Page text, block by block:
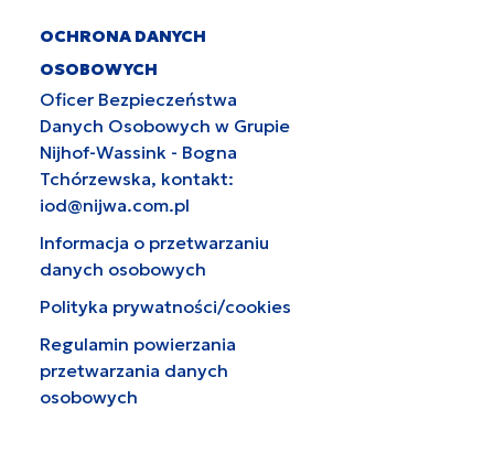
OCHRONA DANYCH
OSOBOWYCH
Oficer Bezpieczeństwa
Danych Osobowych w Grupie
Nijhof-Wassink - Bogna
Tchórzewska, kontakt:
iod@nijwa.com.pl
Informacja o przetwarzaniu
danych osobowych
Polityka prywatności/cookies
Regulamin powierzania
przetwarzania danych
osobowych